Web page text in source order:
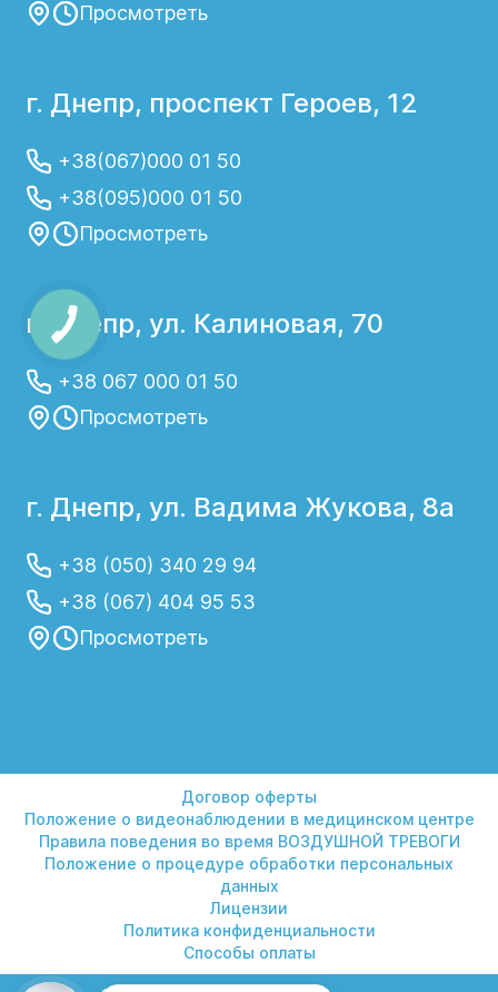
Просмотреть
г. Днепр, проспект Героев, 12
+38(067)000 01 50
+38(095)000 01 50
Просмотреть
г. Днепр, ул. Калиновая, 70
+38 067 000 01 50
Просмотреть
г. Днепр, ул. Вадима Жукова, 8а
+38 (050) 340 29 94
+38 (067) 404 95 53
Просмотреть
Договор оферты
Положение о видеонаблюдении в медицинском центре
Правила поведения во время ВОЗДУШНОЙ ТРЕВОГИ
Положение о процедуре обработки персональных
данных
Лицензии
Политика конфиденциальности
Способы оплаты